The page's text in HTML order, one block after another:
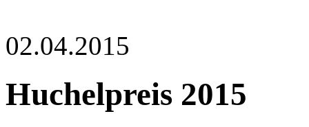
02.04.2015
Huchelpreis 2015